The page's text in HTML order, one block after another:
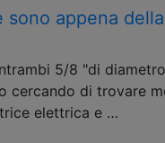
appena della
5/8 "di
cercando di trovare
elettrica e …